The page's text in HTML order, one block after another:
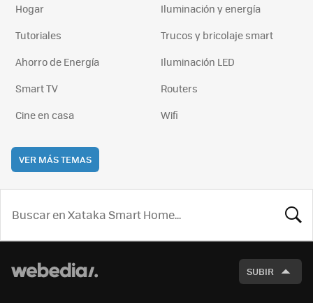
Hogar
Iluminación y energía
Tutoriales
Trucos y bricolaje smart
Ahorro de Energía
Iluminación LED
Smart TV
Routers
Cine en casa
Wifi
VER MÁS TEMAS
SUBIR